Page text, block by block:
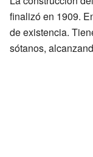
finalizó en 1909.
de existencia.
sótanos,